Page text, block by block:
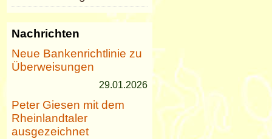
Nachrichten
Neue Bankenrichtlinie zu
Überweisungen
29.01.2026
Peter Giesen mit dem
Rheinlandtaler
ausgezeichnet